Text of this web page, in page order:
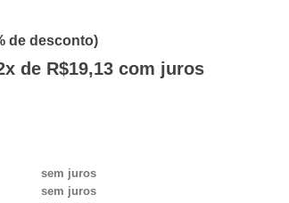
de desconto)
de R$19,13 com juros
sem juros
sem juros